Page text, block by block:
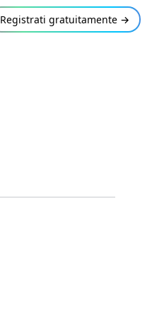
Registrati gratuitamente →